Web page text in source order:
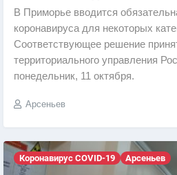
В Приморье вводится
коронавируса для некоторых
Соответствующее решение
территориального управления
понедельник, 11 октября.
Арсеньев
Коронавирус COVID-19 Арсеньев